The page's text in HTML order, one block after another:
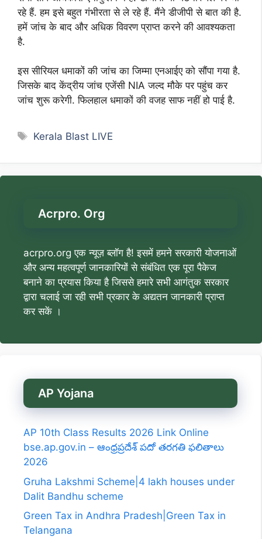
रहे हैं. हम इसे बहुत गंभीरता से ले रहे हैं. मैंने डीजीपी से बात की है.
हमें जांच के बाद और अधिक विवरण प्राप्त करने की आवश्यकता
है.
इस सीरियल धमाकों की जांच का जिम्मा एनआईए को सौंपा गया है.
जिसके बाद केंद्रीय जांच एजेंसी NIA जल्द मौके पर पहुंच कर
जांच शुरू करेगी. फिलहाल धमाकों की वजह साफ नहीं हो पाई है.
Tags
Kerala Blast LIVE
Acrpro. Org
acrpro.org एक न्यूज़ ब्लॉग है! इसमें हमने सरकारी योजनाओं
और अन्य महत्वपूर्ण जानकारियों से संबंधित एक पूरा पैकेज
बनाने का प्रयास किया है जिससे हमारे सभी आगंतुक सरकार
द्वारा चलाई जा रही सभी प्रकार के अद्यतन जानकारी प्राप्त
कर सकें ।
AP Yojana
AP 10th Class Results 2026 Link Online
bse.ap.gov.in – ఆంధ్రప్రదేశ్ పదో తరగతి ఫలితాలు
2026
Gruha Lakshmi Scheme|4 lakh houses under
Dalit Bandhu scheme
Green Tax in Andhra Pradesh|Green Tax in
Telangana